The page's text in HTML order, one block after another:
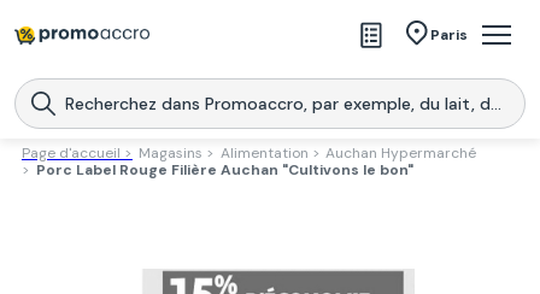
Paris
Magasins
Produits
Page d'accueil > Magasins > Alimentation > Auchan Hypermarché
> Porc Label Rouge Filière Auchan "Cultivons le bon"